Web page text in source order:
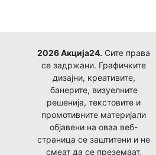
2026 Акција24. Сите права
се задржани. Графичките
дизајни, креативите,
банерите, визуелните
решенија, текстовите и
промотивните материјали
објавени на оваа веб-
страница се заштитени и не
смеат да се преземаат,